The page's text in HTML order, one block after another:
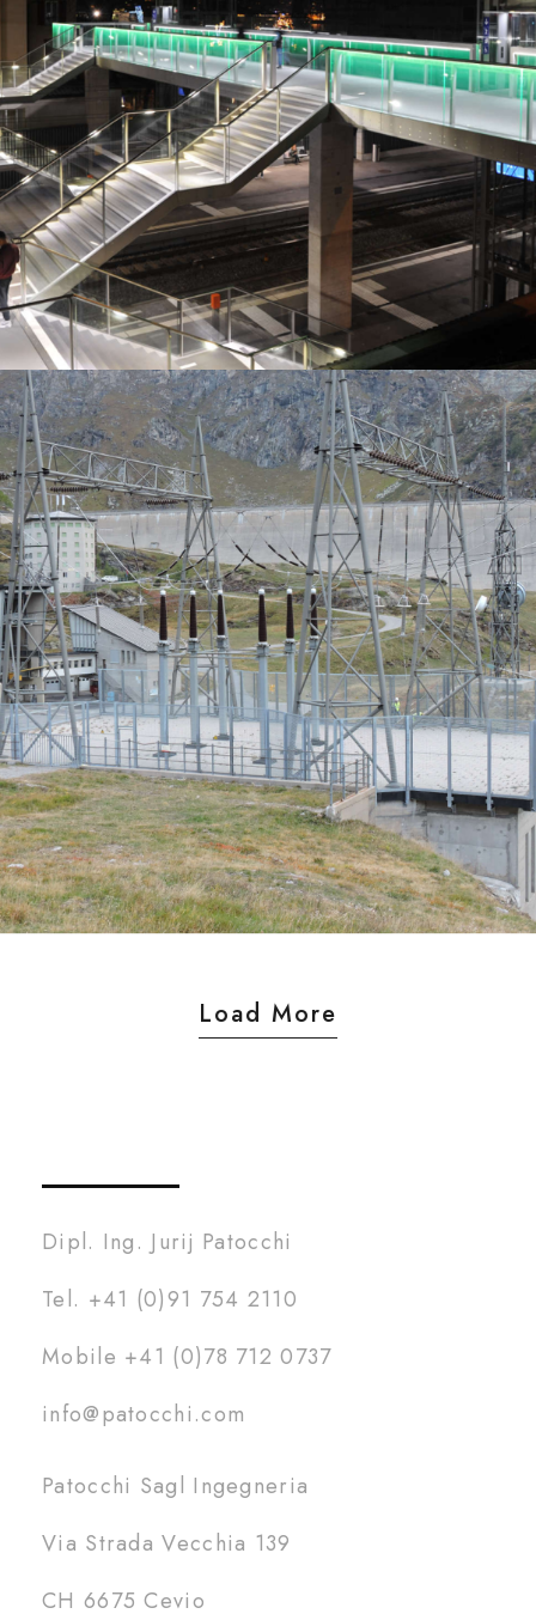
Passerella FFS
Swissgrid Recinzione
Load More
Dipl. Ing. Jurij Patocchi
Tel. +41 (0)91 754 2110
Mobile +41 (0)78 712 0737
info@patocchi.com
Patocchi Sagl Ingegneria
Via Strada Vecchia 139
CH 6675 Cevio